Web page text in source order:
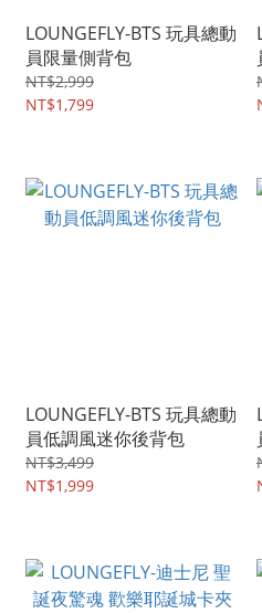
LOUNGEFLY-BTS 玩具總動
員限量側背包
NT$2,999
NT$1,799
LOUNGEFLY-BTS 玩具總動
員低調風迷你後背包
NT$3,499
NT$1,999